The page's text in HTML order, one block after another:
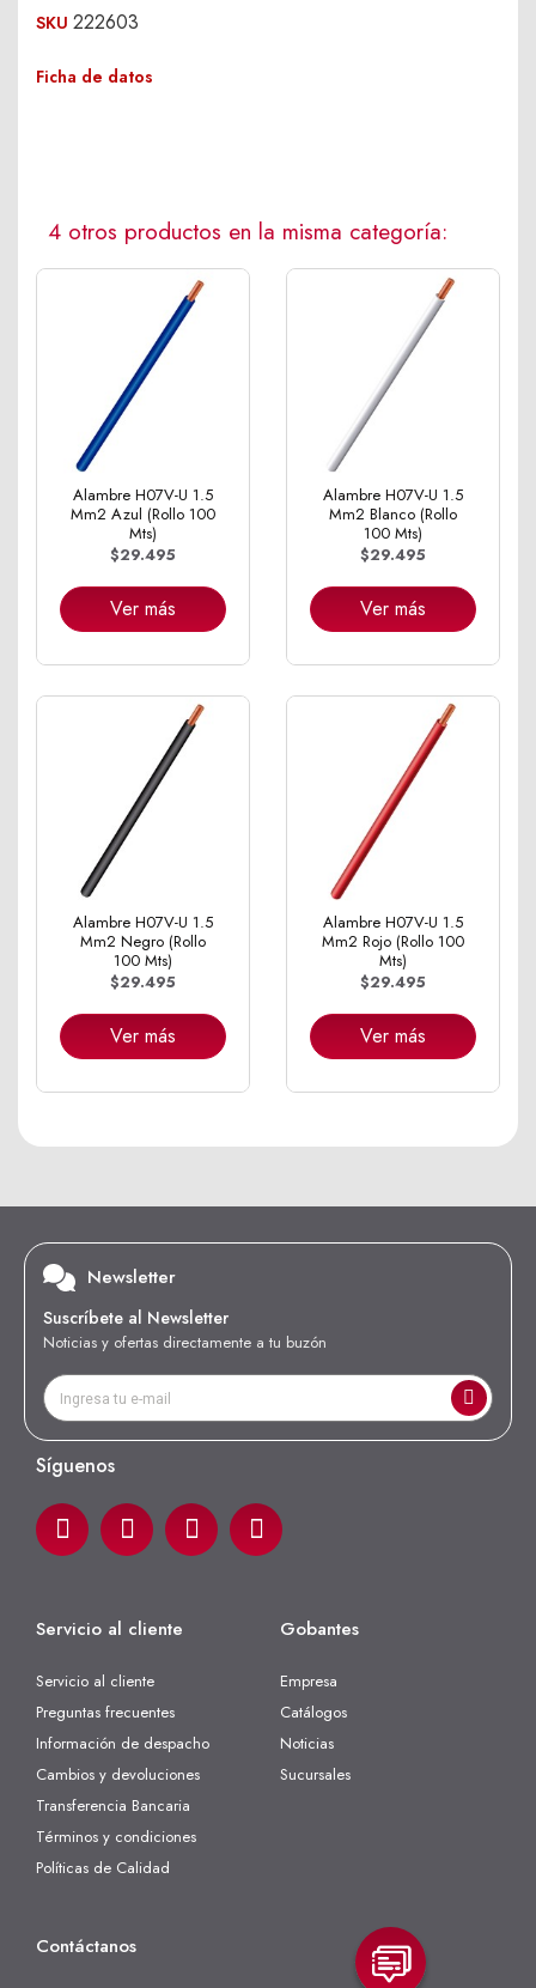
SKU 222603
Ficha de datos
4 otros productos en la misma categoría:
Alambre H07V-U 1.5
Mm2 Azul (Rollo 100
Mts)
$29.495
Ver más
Alambre H07V-U 1.5
Mm2 Blanco (Rollo
100 Mts)
$29.495
Ver más
Alambre H07V-U 1.5
Mm2 Negro (Rollo
100 Mts)
$29.495
Ver más
Alambre H07V-U 1.5
Mm2 Rojo (Rollo 100
Mts)
$29.495
Ver más
Newsletter
Suscríbete al Newsletter
Noticias y ofertas directamente a tu buzón
Síguenos
Servicio al cliente
Servicio al cliente
Preguntas frecuentes
Información de despacho
Cambios y devoluciones
Transferencia Bancaria
Términos y condiciones
Políticas de Calidad
Gobantes
Empresa
Catálogos
Noticias
Sucursales
Contáctanos